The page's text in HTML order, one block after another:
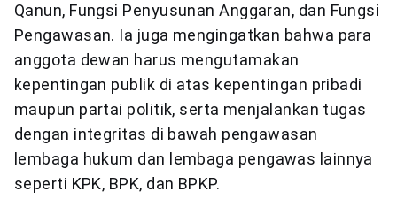
Qanun, Fungsi Penyusunan Anggaran, dan Fungsi
Pengawasan. Ia juga mengingatkan bahwa para
anggota dewan harus mengutamakan
kepentingan publik di atas kepentingan pribadi
maupun partai politik, serta menjalankan tugas
dengan integritas di bawah pengawasan
lembaga hukum dan lembaga pengawas lainnya
seperti KPK, BPK, dan BPKP.